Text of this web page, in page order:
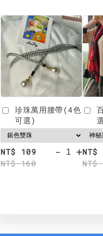
珍珠萬用腰帶(4色
可選)
NT$ 109
NT$ 160
- +NT$
NT$